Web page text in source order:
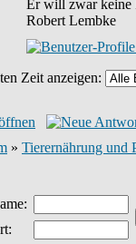
Er will zwar keine
Robert Lembke
Zeit anzeigen:
» Tierernährung und